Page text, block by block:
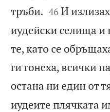
тръби. 

46 И
иудейски селища и
те, като се
ги гонеха, всички
остана ни един от
иудеите плячката